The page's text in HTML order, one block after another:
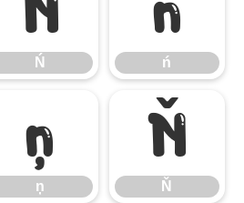
Ń ń
ņ
ņ
Ň
Ň